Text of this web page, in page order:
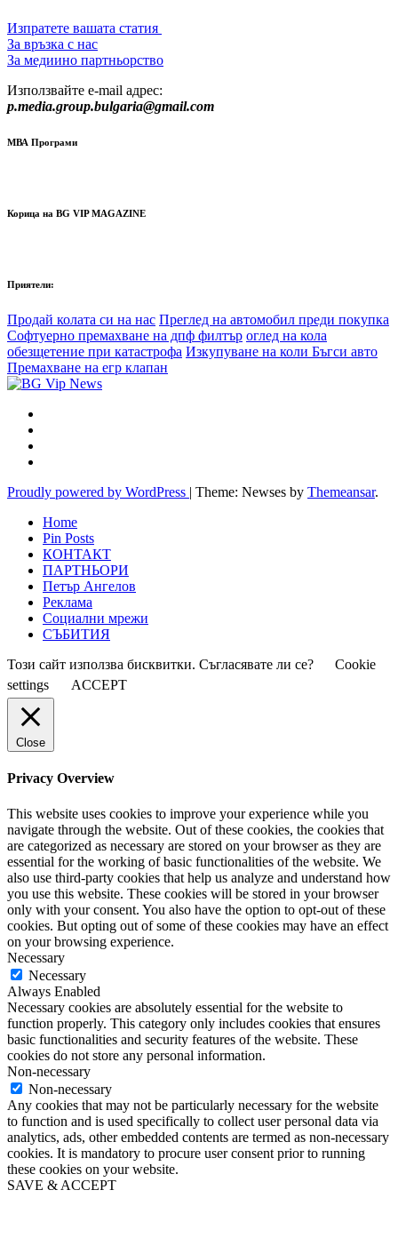
Изпратете вашата статия
За връзка с нас
За медиино партньорство
Използвайте e-mail адрес:
p.media.group.bulgaria@gmail.com
МВА Програми
Корица на BG VIP MAGAZINE
Приятели:
Продай колата си на нас Преглед на автомобил преди покупка
Софтуерно премахване на дпф филтър оглед на кола
обезщетение при катастрофа Изкупуване на коли Бъгси авто
Премахване на егр клапан
Proudly powered by WordPress | Theme: Newses by Themeansar.
Home
Pin Posts
КОНТАКТ
ПАРТНЬОРИ
Петър Ангелов
Реклама
Социални мрежи
СЪБИТИЯ
Този сайт използва бисквитки. Съгласявате ли се?
Cookie
settings
ACCEPT
Close
Privacy Overview
This website uses cookies to improve your experience while you
navigate through the website. Out of these cookies, the cookies that
are categorized as necessary are stored on your browser as they are
essential for the working of basic functionalities of the website. We
also use third-party cookies that help us analyze and understand how
you use this website. These cookies will be stored in your browser
only with your consent. You also have the option to opt-out of these
cookies. But opting out of some of these cookies may have an effect
on your browsing experience.
Necessary
Necessary
Always Enabled
Necessary cookies are absolutely essential for the website to
function properly. This category only includes cookies that ensures
basic functionalities and security features of the website. These
cookies do not store any personal information.
Non-necessary
Non-necessary
Any cookies that may not be particularly necessary for the website
to function and is used specifically to collect user personal data via
analytics, ads, other embedded contents are termed as non-necessary
cookies. It is mandatory to procure user consent prior to running
these cookies on your website.
SAVE & ACCEPT